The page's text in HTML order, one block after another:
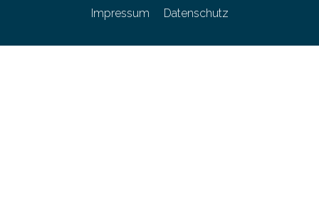
Impressum Datenschutz